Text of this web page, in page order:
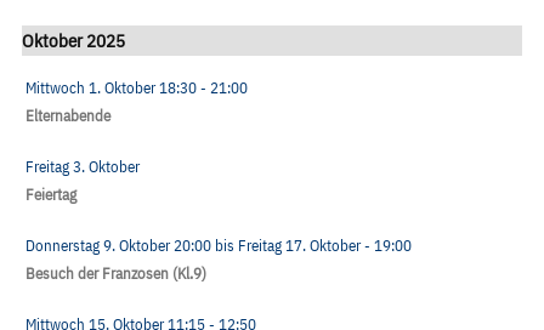
Oktober 2025
Mittwoch 1. Oktober18:30- 21:00
Elternabende
Freitag 3. Oktober
Feiertag
Donnerstag 9. Oktober20:00 bis Freitag 17. Oktober- 19:00
Besuch der Franzosen (Kl.9)
Mittwoch 15. Oktober11:15- 12:50